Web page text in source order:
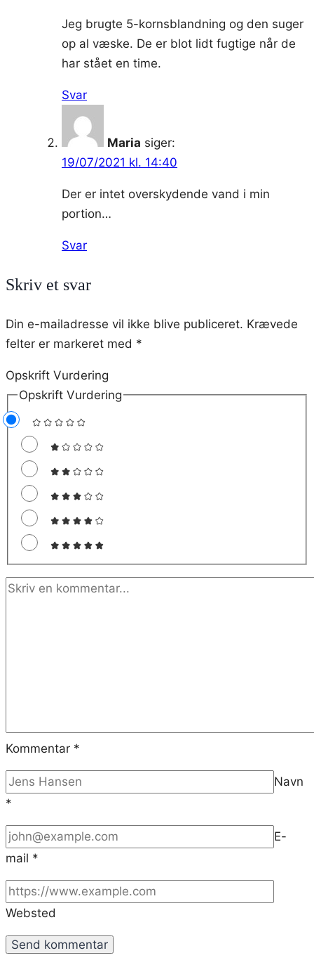
Jeg brugte 5-kornsblandning og den suger
op al væske. De er blot lidt fugtige når de
har stået en time.
Svar
Maria siger:
19/07/2021 kl. 14:40
Der er intet overskydende vand i min
portion…
Svar
Skriv et svar
Din e-mailadresse vil ikke blive publiceret. Krævede
felter er markeret med *
Opskrift Vurdering
Opskrift Vurdering
Kommentar *
Navn
*
E-
mail *
Websted